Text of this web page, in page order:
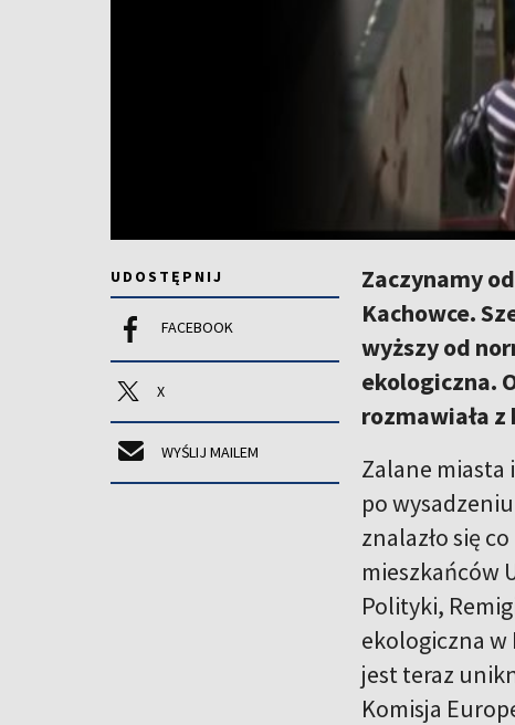
UDOSTĘPNIJ
FACEBOOK
X
WYŚLIJ MAILEM
Zaczynamy
Kachowce.
wyższy od
ekologiczna.
rozmawiała
Zalane miasta
po
znalazło się
mieszkańców
Polityki,
ekologiczna w
jest teraz
Komisja